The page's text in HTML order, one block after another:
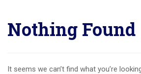
Nothing Found
It seems we can’t find what you’re